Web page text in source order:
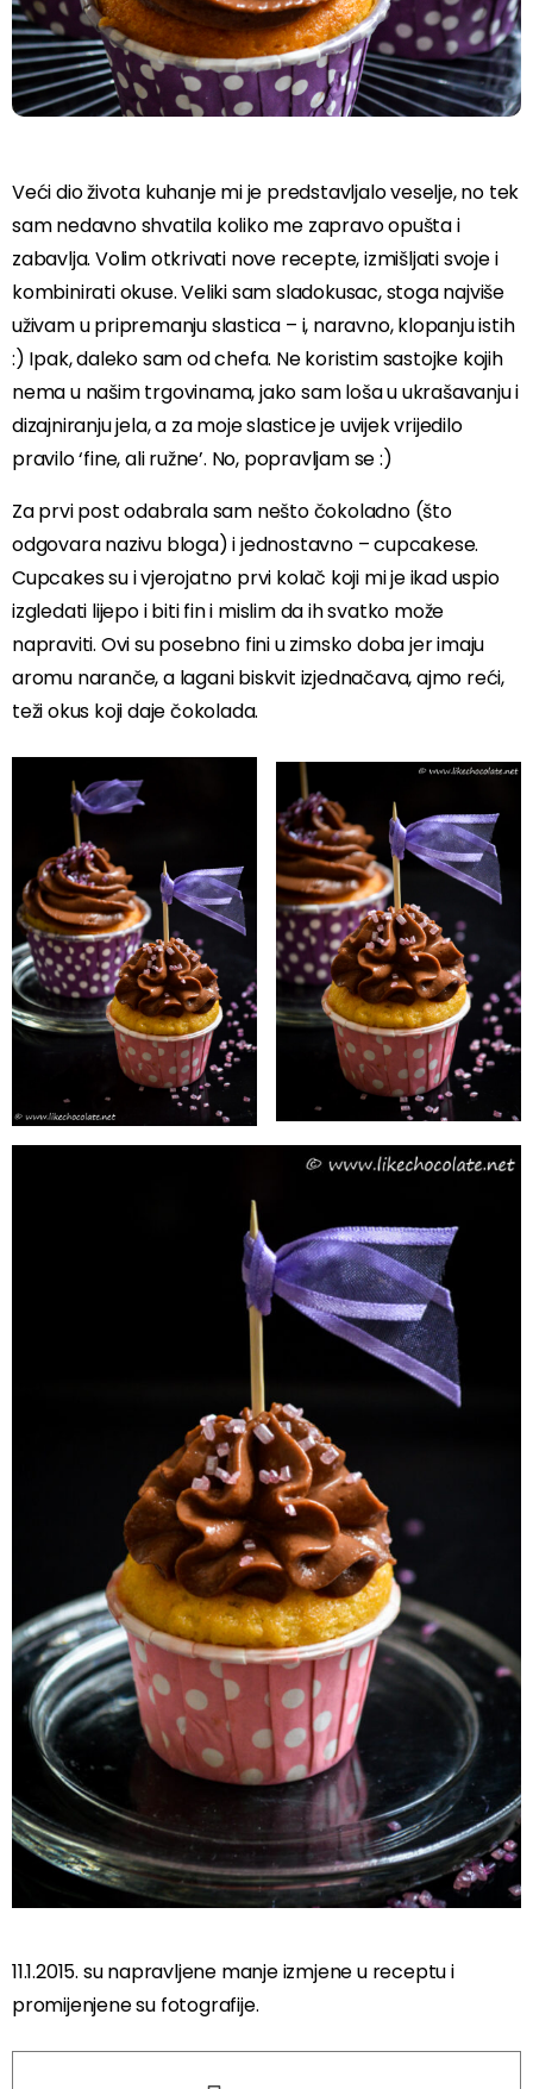
Veći dio života kuhanje mi je predstavljalo veselje, no tek
sam nedavno shvatila koliko me zapravo opušta i
zabavlja. Volim otkrivati nove recepte, izmišljati svoje i
kombinirati okuse. Veliki sam sladokusac, stoga najviše
uživam u pripremanju slastica – i, naravno, klopanju istih
:) Ipak, daleko sam od chefa. Ne koristim sastojke kojih
nema u našim trgovinama, jako sam loša u ukrašavanju i
dizajniranju jela, a za moje slastice je uvijek vrijedilo
pravilo ‘fine, ali ružne’. No, popravljam se :)
Za prvi post odabrala sam nešto čokoladno (što
odgovara nazivu bloga) i jednostavno – cupcakese.
Cupcakes su i vjerojatno prvi kolač koji mi je ikad uspio
izgledati lijepo i biti fin i mislim da ih svatko može
napraviti. Ovi su posebno fini u zimsko doba jer imaju
aromu naranče, a lagani biskvit izjednačava, ajmo reći,
teži okus koji daje čokolada.
11.1.2015. su napravljene manje izmjene u receptu i
promijenjene su fotografije.